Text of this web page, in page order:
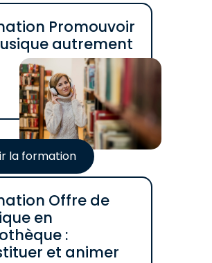
Promouvoir
autrement
la formation
Offre de
en
:
et animer